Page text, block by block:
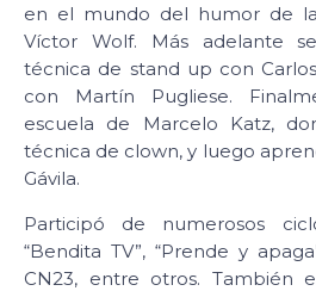
en el mundo del humor de
Víctor Wolf. Más adelante
técnica de stand up con
con Martín Pugliese.
escuela de Marcelo Katz,
técnica de clown, y luego
Gávila.
Participó de numerosos
“Bendita TV”, “Prende y
CN23, entre otros. También